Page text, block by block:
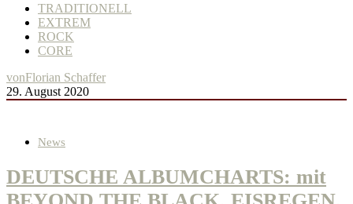
TRADITIONELL
EXTREM
ROCK
CORE
vonFlorian Schaffer
29. August 2020
News
DEUTSCHE ALBUMCHARTS: mit